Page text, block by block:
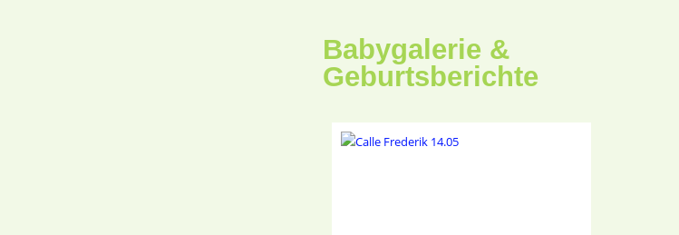
Babygalerie &
Geburtsberichte